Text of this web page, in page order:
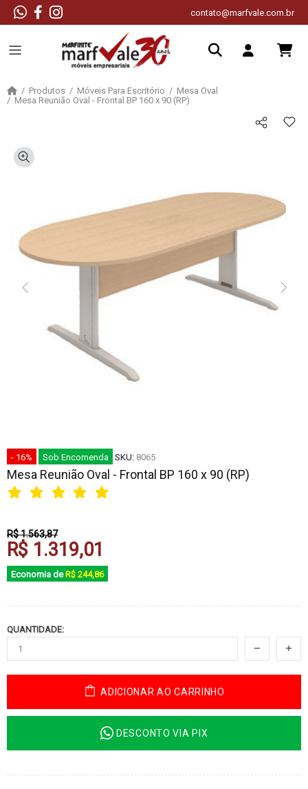
contato@marfvale.com.br
Produtos Móveis Para Escritório
Mesa Oval
Mesa Reunião Oval - Frontal BP 160 x 90 (RP)
- 16% Sob Encomenda SKU: 8065
Mesa Reunião Oval - Frontal BP 160 x 90 (RP)
R$ 1.563,87
R$ 1.319,01
Economia de R$ 244,86
QUANTIDADE:
ADICIONAR AO CARRINHO
DESCONTO VIA PIX